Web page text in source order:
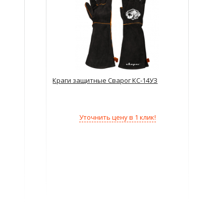
Краги защитные Сварог КС-14УЗ
Уточнить цену в 1 клик!